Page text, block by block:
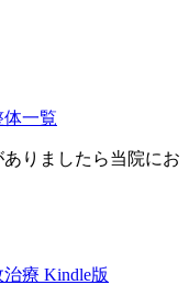
一覧
りましたら当院にお
療 Kindle版